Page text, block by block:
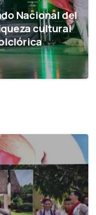
Nacional del
cultural